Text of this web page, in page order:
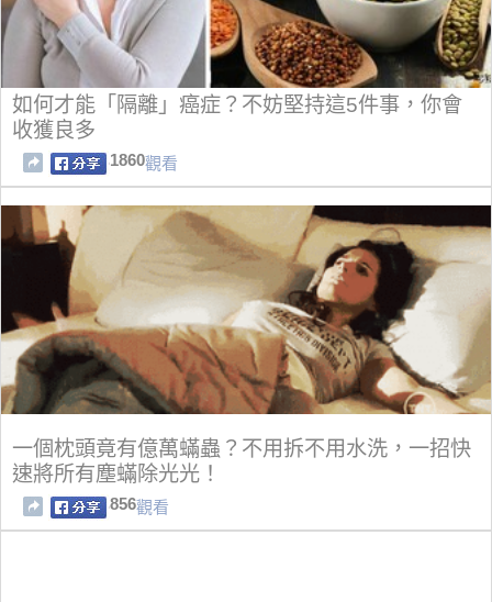
如何才能「隔離」癌症？不妨堅持這5件事，你會
收獲良多
1860觀看
一個枕頭竟有億萬蟎蟲？不用拆不用水洗，一招快
速將所有塵蟎除光光！
856觀看